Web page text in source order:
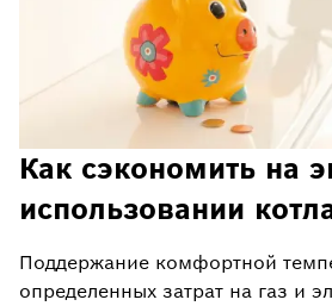
Как сэкономить на
использовании
Поддержание комфортной
определенных затрат на газ и